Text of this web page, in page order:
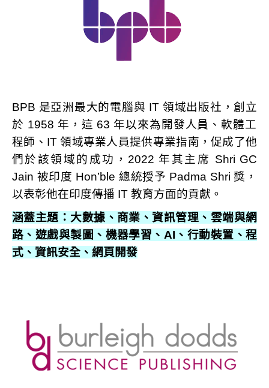
BPB 是亞洲最大的電腦與 IT 領域出版社，創立
於 1958 年， 這 63 年以來為開發人員、軟體工
程師、 IT 領域專業人員提供專業指南，促成了他
們於該領域的成功，2022 年其主席 Shri GC
Jain 被印度 Hon’ble 總統授予 Padma Shri 獎，
以表彰他在印度傳播 IT 教育方面的貢獻。
涵蓋主題：大數據、商業、資訊管理、雲端與網
路、遊戲與製圖、機器學習、 AI、行動裝置、程
式、資訊安全、網頁開發